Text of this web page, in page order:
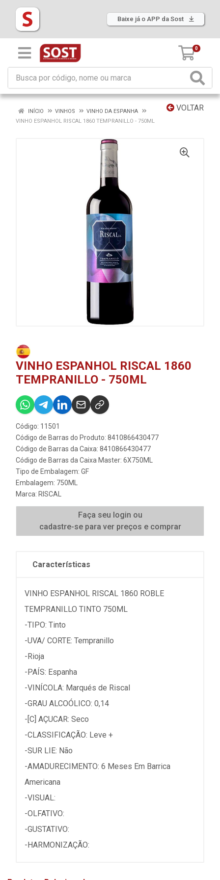
Baixe já o APP da Sost
0
VOLTAR
INÍCIO VINHOS
VINHO DA ESPANHA
VINHO ESPANHOL RISCAL 1860 TEMPRANILLO - 750ML
VINHO ESPANHOL RISCAL 1860
TEMPRANILLO - 750ML
Código: 11501
Código de Barras do Produto: 8410866430477
Código de Barras da Caixa: 8410866430477
Código de Barras da Caixa Master: 6X750ML
Tipo de Embalagem: GF
Embalagem: 750ML
Marca: RISCAL
Faça seu login ou
cadastre-se para ver preços e comprar
Características
VINHO ESPANHOL RISCAL 1860 ROBLE
TEMPRANILLO TINTO 750ML
-TIPO: Tinto
-UVA/ CORTE: Tempranillo
-Rioja
-PAÍS: Espanha
-VINÍCOLA: Marqués de Riscal
-GRAU ALCOÓLICO: 0,14
-[C] AÇUCAR: Seco
-CLASSIFICAÇÃO: Leve +
-SUR LIE: Não
-AMADURECIMENTO: 6 Meses Em Barrica
Americana
-VISUAL:
-OLFATIVO:
-GUSTATIVO:
-HARMONIZAÇÃO: